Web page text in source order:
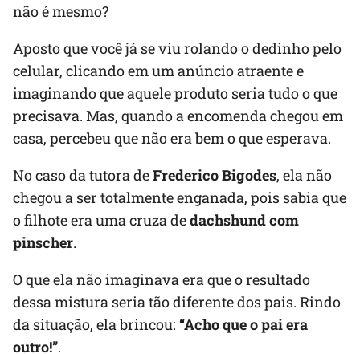
não é mesmo?
Aposto que você já se viu rolando o dedinho pelo
celular, clicando em um anúncio atraente e
imaginando que aquele produto seria tudo o que
precisava. Mas, quando a encomenda chegou em
casa, percebeu que não era bem o que esperava.
No caso da tutora deFrederico Bigodes, ela não
chegou a ser totalmente enganada, pois sabia que
o filhote era uma cruza dedachshund com
pinscher.
O que ela não imaginava era que o resultado
dessa mistura seria tão diferente dos pais. Rindo
da situação, ela brincou: “Acho que o pai era
outro!”.